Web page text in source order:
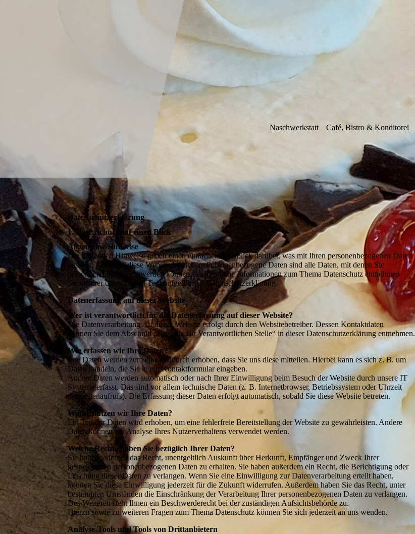
Naschwerkstatt Café, Bistro & Konditorei
Datenschutzerklärung
1. Datenschutz auf einen Blick
Allgemeine Hinweise
Die folgenden Hinweise geben einen einfachen Überblick darüber, was mit Ihren personenbezogenen Daten
passiert, wenn Sie diese Website besuchen. Personenbezogene Daten sind alle Daten, mit denen Sie
persönlich identifiziert werden können. Ausführliche Informationen zum Thema Datenschutz entnehmen
Sie unserer unter diesem Text aufgeführten Datenschutzerklärung.
Datenerfassung auf dieser Website
Wer ist verantwortlich für die Datenerfassung auf dieser Website?
Die Datenverarbeitung auf dieser Website erfolgt durch den Websitebetreiber. Dessen Kontaktdaten
können Sie dem Abschnitt „Hinweis zur Verantwortlichen Stelle“ in dieser Datenschutzerklärung entnehmen.
Wie erfassen wir Ihre Daten?
Ihre Daten werden zum einen dadurch erhoben, dass Sie uns diese mitteilen. Hierbei kann es sich z. B. um
Daten handeln, die Sie in ein Kontaktformular eingeben.
Andere Daten werden automatisch oder nach Ihrer Einwilligung beim Besuch der Website durch unsere IT
Systeme erfasst. Das sind vor allem technische Daten (z. B. Internetbrowser, Betriebssystem oder Uhrzeit
des Seitenaufrufs). Die Erfassung dieser Daten erfolgt automatisch, sobald Sie diese Website betreten.
Wofür nutzen wir Ihre Daten?
Ein Teil der Daten wird erhoben, um eine fehlerfreie Bereitstellung der Website zu gewährleisten. Andere
Daten können zur Analyse Ihres Nutzerverhaltens verwendet werden.
Welche Rechte haben Sie bezüglich Ihrer Daten?
Sie haben jederzeit das Recht, unentgeltlich Auskunft über Herkunft, Empfänger und Zweck Ihrer
gespeicherten personenbezogenen Daten zu erhalten. Sie haben außerdem ein Recht, die Berichtigung oder
Löschung dieser Daten zu verlangen. Wenn Sie eine Einwilligung zur Datenverarbeitung erteilt haben,
können Sie diese Einwilligung jederzeit für die Zukunft widerrufen. Außerdem haben Sie das Recht, unter
bestimmten Umständen die Einschränkung der Verarbeitung Ihrer personenbezogenen Daten zu verlangen.
Des Weiteren steht Ihnen ein Beschwerderecht bei der zuständigen Aufsichtsbehörde zu.
Hierzu sowie zu weiteren Fragen zum Thema Datenschutz können Sie sich jederzeit an uns wenden.
Analyse-Tools und Tools von Drittanbietern